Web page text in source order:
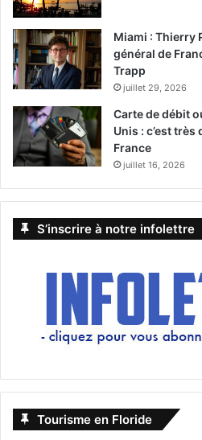
Miami : Thierry
général de
Trapp
juillet 29, 2026
Carte de débit
Unis : c’est
France
juillet 16, 2026
S’inscrire à notre infolettre
Tourisme en Floride